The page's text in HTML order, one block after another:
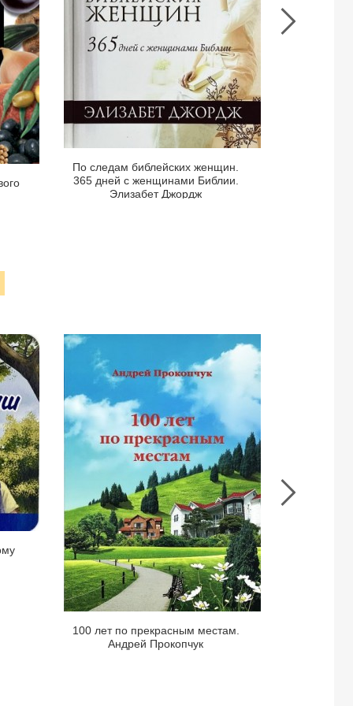
По следам библейских женщин.
365 дней с женщинами Библии.
Элизабет Джордж
с
женщинами
Элизабет
Джордж
книги
100 лет по прекрасным местам.
Андрей Прокопчук
100
лет
по
прекрасным
местам.
Андрей
Прокопчук